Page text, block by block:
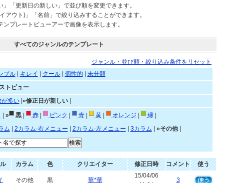
」「更新日の新しい」で並び順を変更できます。
アウト)」「名前」で絞り込みすることができます。
プレートビューアーで画像を表示します。
すべてのジャンルのテンプレート
ジャンル・並び順・絞り込み条件をリセット
プル| キレイ クール| 個性的
未分類
トビュー
が多い| »修正日が新しい|
» 黒| 赤| ピンク 青| 黄| オレンジ 緑|
ム 2カラム-右メニュー 2カラム-左メニュー 3カラム »その他|
カラム 色 クリエイター 修正日時 コメント 使う
その他 黒 華*華
15/04/06
3